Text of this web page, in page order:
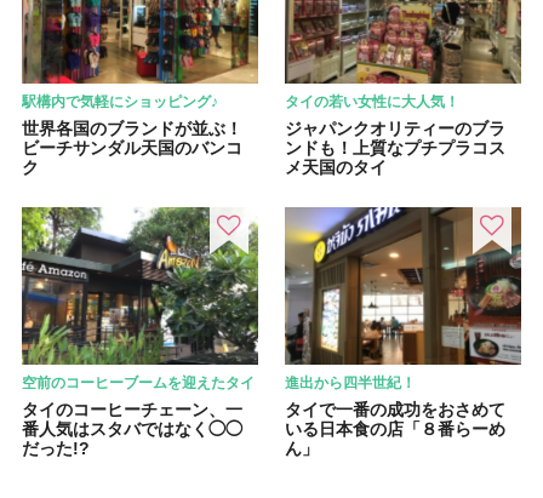
駅構内で気軽にショッピング♪
世界各国のブランドが並ぶ！
ビーチサンダル天国のバンコ
ク
タイの若い女性に大人気！
ジャパンクオリティーのブラ
ンドも！上質なプチプラコス
メ天国のタイ
空前のコーヒーブームを迎えたタイ
タイのコーヒーチェーン、一
番人気はスタバではなく◯◯
だった!?
進出から四半世紀！
タイで一番の成功をおさめて
いる日本食の店「８番らーめ
ん」